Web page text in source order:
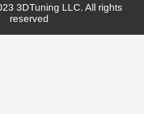
3DTuning LLC. All rights
reserved